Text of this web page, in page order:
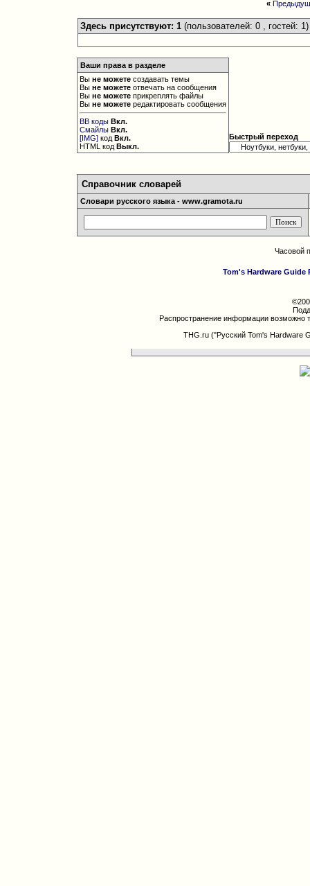
«
Здесь присутствуют: 1 (пользователей: 0 , гостей: 1)
Ваши права в разделе
Выне можете создавать темы
Выне можете отвечать на сообщения
Выне можете прикреплять файлы
Выне можете редактировать сообщения
BB коды Вкл.
Смайлы Вкл.
[IMG] кодВкл.
HTML кодВыкл.
Быстрый переход
Справочник словарей
Словари русского языка - www.gramota.ru
Часовой
Tom's Hardware Guide
Распространение информации возможно
THG.ru ("Русский Tom's Hardware